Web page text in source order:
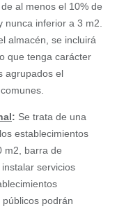
al menos el 10% de
nunca inferior a 3 m2.
almacén, se incluirá
que tenga carácter
agrupados el
: Se trata de una
establecimientos
m2, barra de
servicios
podrán